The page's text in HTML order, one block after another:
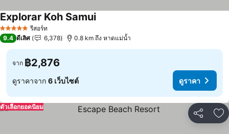
5 ดาว รีสอร์ท
Explorar Koh Samuiดูราคา
9.4 ดีเลิศ 6,378 0.8 km ถึง หาดแม่น้ำ
จาก ฿2,876
ดูราคาจาก 6 เว็บไซต์ ดูราคา
แชร์ เ
ตัวเลือกยอดนิยม